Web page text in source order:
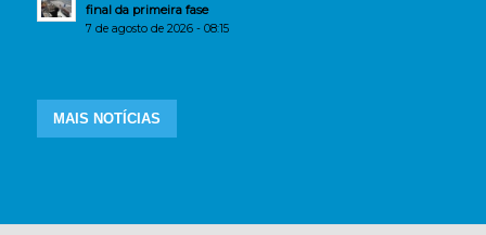
final da primeira fase
7 de agosto de 2026 - 08:15
MAIS NOTÍCIAS